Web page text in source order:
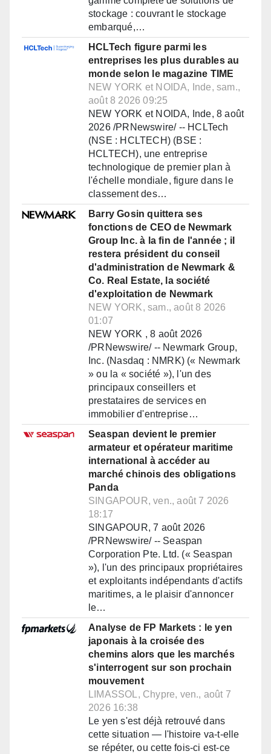
stockage : couvrant le stockage
embarqué,…
HCLTech figure parmi les
entreprises les plus durables au
monde selon le magazine TIME
NEW YORK et NOIDA, Inde, sam.,
août 8 2026 09:25
NEW YORK et NOIDA, Inde, 8 août
2026 /PRNewswire/ -- HCLTech
(NSE : HCLTECH) (BSE :
HCLTECH), une entreprise
technologique de premier plan à
l'échelle mondiale, figure dans le
classement des…
Barry Gosin quittera ses
fonctions de CEO de Newmark
Group Inc. à la fin de l'année ; il
restera président du conseil
d'administration de Newmark &
Co. Real Estate, la société
d'exploitation de Newmark
NEW YORK, sam., août 8 2026
01:07
NEW YORK , 8 août 2026
/PRNewswire/ -- Newmark Group,
Inc. (Nasdaq : NMRK) (« Newmark
» ou la « société »), l'un des
principaux conseillers et
prestataires de services en
immobilier d'entreprise…
Seaspan devient le premier
armateur et opérateur maritime
international à accéder au
marché chinois des obligations
Panda
SINGAPOUR, ven., août 7 2026
18:17
SINGAPOUR, 7 août 2026
/PRNewswire/ -- Seaspan
Corporation Pte. Ltd. (« Seaspan
»), l'un des principaux propriétaires
et exploitants indépendants d'actifs
maritimes, a le plaisir d'annoncer
le…
Analyse de FP Markets : le yen
japonais à la croisée des
chemins alors que les marchés
s'interrogent sur son prochain
mouvement
LIMASSOL, Chypre, ven., août 7
2026 16:38
Le yen s'est déjà retrouvé dans
cette situation — l'histoire va-t-elle
se répéter, ou cette fois-ci est-ce